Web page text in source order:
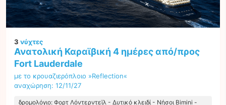
3 νύχτες
Ανατολική Καραϊβική 4 ημέρες από/προς
Fort Lauderdale
με το κρουαζιερόπλοιο »Reflection«
αναχώρηση: 12/11/27
δρομολόγιο: Φορτ Λόντερντεϊλ - Δυτικό κλειδί - Νήσοι Bimini -